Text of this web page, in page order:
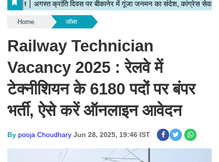
Home जॉब्स
Railway Technician
Vacancy 2025 : रेलवे में
टेक्नीशियन के 6180 पदों पर बंपर
भर्ती, ऐसे करें ऑनलाइन आवेदन
By pooja Choudhary Jun 28, 2025, 19:46 IST